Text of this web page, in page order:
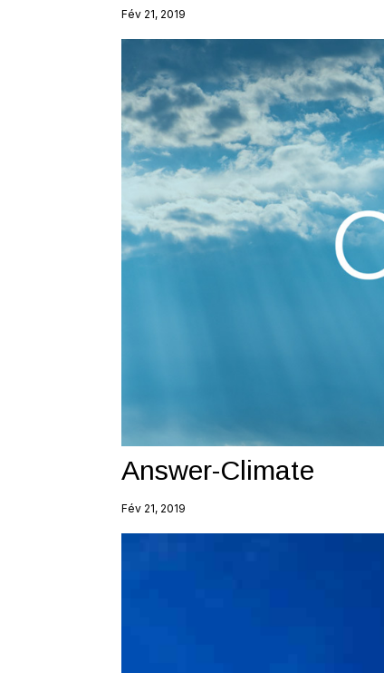
Fév 21, 2019
Answer-Climate
Fév 21, 2019